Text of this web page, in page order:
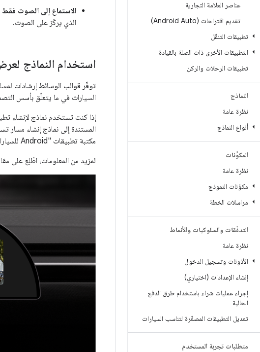
عناصر العلامة التجارية
تقديم اقتراحات (Android Auto)
تطبيقات التنقّل
التطبيقات الأخرى ذات الصلة بالقيادة
تطبيقات الرحلات والركن
النماذج
نظرة عامة
أنواع النماذج
المكوِّنات
نظرة عامة
مكوّنات النموذج
مراسلات الخطة
التدفّقات والسلوكيات والأنماط
نظرة عامة
الأذونات وتسجيل الدخول
إنشاء الإعدادات (اختياري)
إجراء عمليات شراء باستخدام طرق الدفع
الحالية
تعديل التطبيقات المصغّرة لتناسب السيارات
متطلبات تجربة المستخدم
الاستماع إلى الصوت فقط
الذي يركّز على الصوت.
استخدام النماذج
السيارات في ما يتعلّق بأسس
إذا كنت تستخدم نماذج لإنشاء
مكتبة تطبيقات "Android للسيارات".
لمزيد من المعلومات، اطّلِع على